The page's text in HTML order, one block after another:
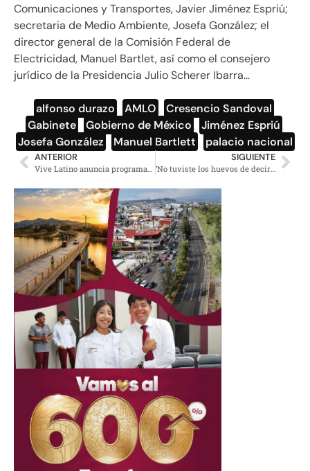
Comunicaciones y Transportes, Javier Jiménez Espriú;
secretaria de Medio Ambiente, Josefa González; el
director general de la Comisión Federal de
Electricidad, Manuel Bartlet, así como el consejero
jurídico de la Presidencia Julio Scherer Ibarra…
alfonso durazo AMLO Cresencio Sandoval
Gabinete
Gobierno de México Jiménez Espriú
Josefa González
Manuel Bartlett palacio nacional
ANTERIOR SIGUIENTE
‘No tuviste los huevos de decirme lo que aquí escribes’: Noroña a empresario